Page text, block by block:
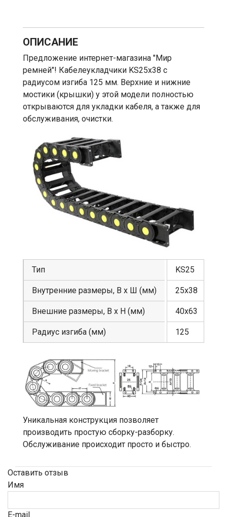
ОПИСАНИЕ
Предложение интернет-магазина "Мир
ремней"! Кабелеукладчики KS25х38 с
радиусом изгиба 125 мм. Верхние и нижние
мостики (крышки) у этой модели полностью
открываются для укладки кабеля, а также для
обслуживания, очистки.
Тип
Внутренние размеры, В х Ш (мм)
Внешние размеры, В х Н (мм)
Радиус изгиба (мм)
KS25
25х38
40х63
125
Уникальная конструкция позволяет
производить простую сборку-разборку.
Обслуживание происходит просто и быстро.
Оставить отзыв
Имя
E-mail